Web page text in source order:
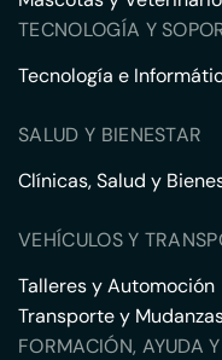
TECNOLOGÍA Y
Tecnología e
SALUD Y BIENESTAR
Clínicas, Salud y
VEHÍCULOS Y
Talleres y Automoción
Transporte y
FORMACIÓN, AYUDA